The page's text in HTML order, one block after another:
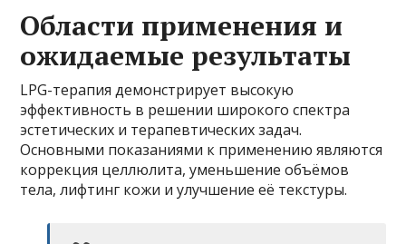
Области применения и
ожидаемые результаты
LPG-терапия демонстрирует высокую
эффективность в решении широкого спектра
эстетических и терапевтических задач.
Основными показаниями к применению являются
коррекция целлюлита, уменьшение объёмов
тела, лифтинг кожи и улучшение её текстуры.